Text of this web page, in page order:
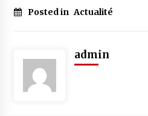
Posted in Actualité
admin